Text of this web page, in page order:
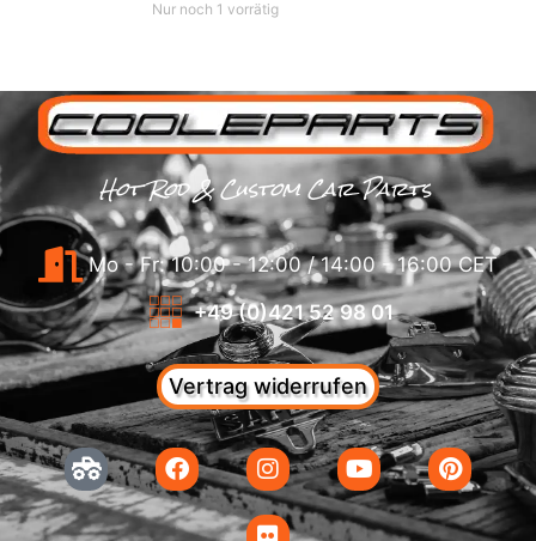
Nur noch 1 vorrätig
Hot Rod & Custom Car Parts
Mo - Fr: 10:00 - 12:00 / 14:00 - 16:00 CET
+49 (0)421 52 98 01
Vertrag widerrufen